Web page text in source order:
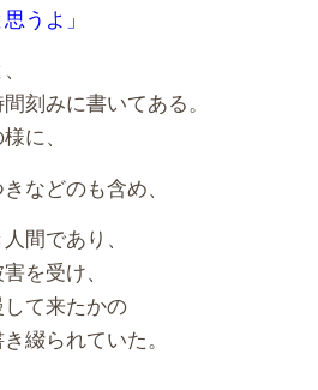
うよ」
刻みに書いてある。
に、
などのも含め、
間であり、
を受け、
て来たかの
綴られていた。